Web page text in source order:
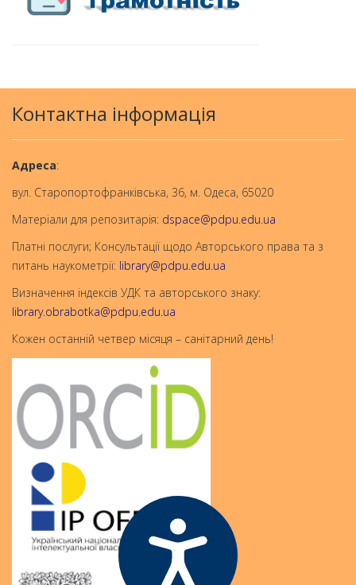
Контактна інформація
Aдреса:
вул. Старопортофранківська, 36, м. Одеса, 65020
Матеріали для репозитарія: dspace@pdpu.edu.ua
Платні послуги; Консультації щодо Авторського права та з
питань наукометрії: library@pdpu.edu.ua
Визначення індексів УДК та авторського знаку:
library.obrabotka@pdpu.edu.ua
Кожен останній четвер місяця – санітарний день!